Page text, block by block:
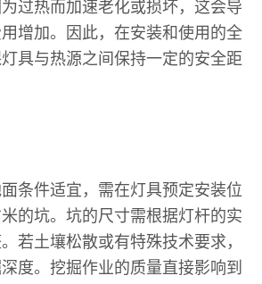
过热而加速老化或损坏，这会导
增加。因此，在安装和使用的全
具与热源之间保持一定的安全距
条件适宜，需在灯具预定安装位
的坑。坑的尺寸需根据灯杆的实
若土壤松散或有特殊技术要求，
度。挖掘作业的质量直接影响到